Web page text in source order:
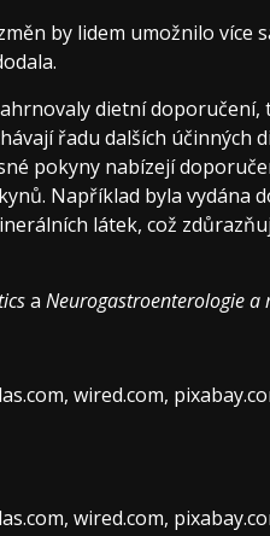
by lidem umožnilo více
dietní doporučení,
řadu dalších účinných
pokyny nabízejí
Například byla vydána
látek, což
a Neurogastroenterologie a
wired.com,
wired.com,